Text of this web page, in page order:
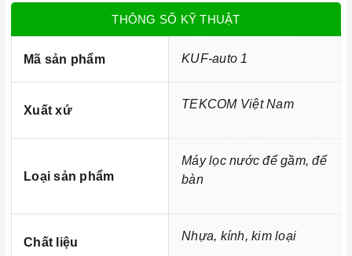
Màng sợi rỗng siêu lọc được làm từ những chất liệu như:
PVDF, HP hoặc BDF. Chúng được thiết kế là những sợi
rỗng đối xứng, có khả năng thẩm thấu cao. Chịu được sự
này giúp cho các màng lọc UF có hiệu suất làm việc rất
THÔNG SỐ KỸ THUẬT
Mã sản phẩm KUF-auto 1
Xuất xứ TEKCOM Việt Nam
Loại sản phẩm
Máy lọc nước để gầm, để
bàn
Chất liệu Nhựa, kính, kim loại